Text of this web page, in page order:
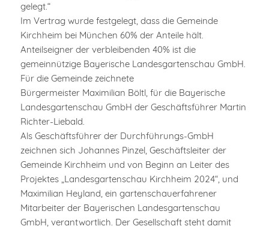
gelegt.“
Im Vertrag wurde festgelegt, dass die Gemeinde
Kirchheim bei München 60% der Anteile hält.
Anteilseigner der verbleibenden 40% ist die
gemeinnützige Bayerische Landesgartenschau GmbH.
Für die Gemeinde zeichnete
Bürgermeister Maximilian Böltl, für die Bayerische
Landesgartenschau GmbH der Geschäftsführer Martin
Richter-Liebald.
Als Geschäftsführer der Durchführungs-GmbH
zeichnen sich Johannes Pinzel, Geschäftsleiter der
Gemeinde Kirchheim und von Beginn an Leiter des
Projektes „Landesgartenschau Kirchheim 2024“, und
Maximilian Heyland, ein gartenschauerfahrener
Mitarbeiter der Bayerischen Landesgartenschau
GmbH, verantwortlich. Der Gesellschaft steht damit